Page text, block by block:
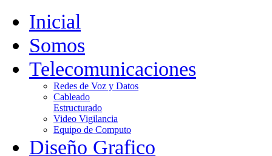
Inicial
Somos
Telecomunicaciones
Redes de Voz y Datos
Cableado
Estructurado
Video Vigilancia
Equipo de Computo
Diseño Grafico